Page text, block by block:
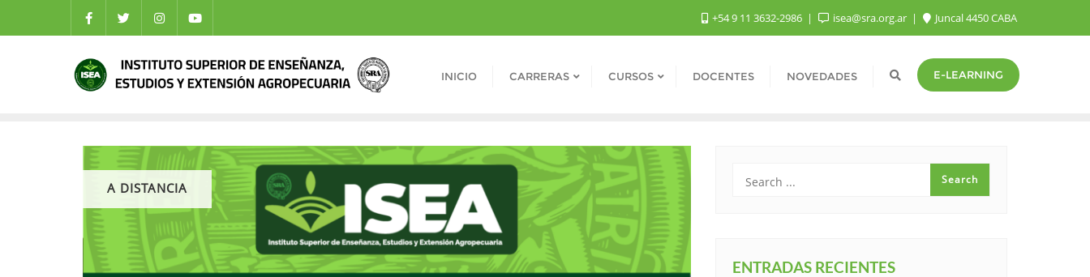
+54 9 11 3632-2986 isea@sra.org.ar Juncal 4450 CABA
INICIO CARRERAS CURSOS DOCENTES NOVEDADES E-LEARNING
A DISTANCIA
ENTRADAS RECIENTES